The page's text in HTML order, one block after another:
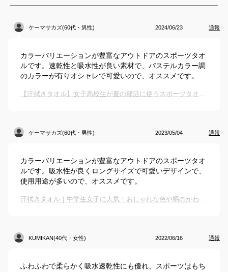
ケーマサカズ(60代・男性) 2024/06/23 通報
カラーバリエーションが豊富なアウトドアのスポーツタオ
ルです。速乾性と吸水性が良い素材で、パステルカラー調
のカラーが有りオシャレで可愛いので、オススメです。
【汗拭きタオル】女子高校生が夏の部活に使うスポーツタオルのおすすめは？
ケーマサカズ(60代・男性) 2023/05/04 通報
カラーバリエーションが豊富なアウトドアのスポーツタオ
ルです。吸水性が良くロングサイズで可愛いデザインで、
使用用途が多いので、オススメです。
汗拭きタオル｜中学生女子に人気！おしゃれな色や柄のかわいいスポーツタオルでおすすめは？
KUMIKAN(40代・女性) 2022/06/16 通報
ふわふわで柔らかく吸水速乾性にも優れ、スポーツはもち